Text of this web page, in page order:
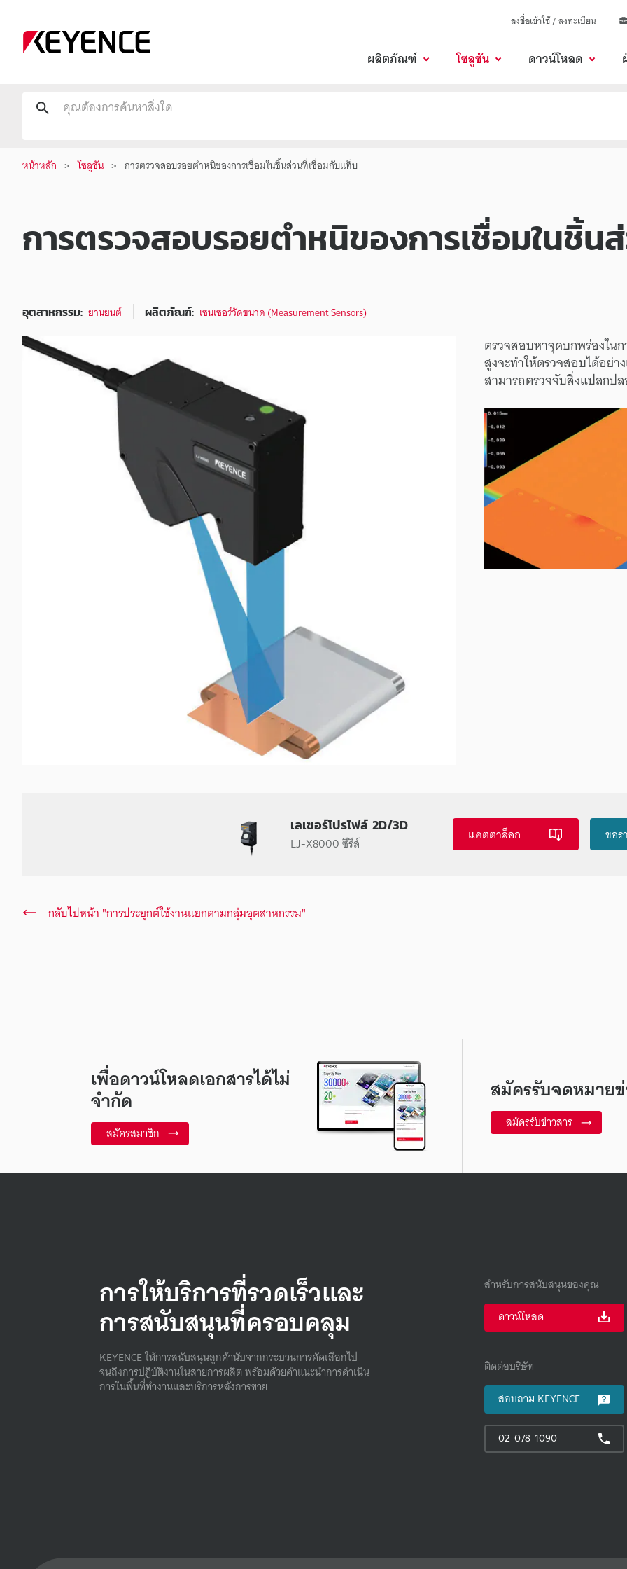
ลงชื่อเข้าใช้ / ลงทะเบียน
ผลิตภัณฑ์ โซลูชัน ดาวน์โหลด
หน้าหลัก โซลูชัน การตรวจสอบรอยตำหนิของการเชื่อมในชิ้นส่วนที่เชื่อมกับแท็บ
การตรวจสอบรอยตำหนิของการเชื่อมในชิ้
อุตสาหกรรม: ยานยนต์ ผลิตภัณฑ์: เซนเซอร์วัดขนาด (Measurement Sensors)
ตรวจสอบหาจุดบกพร่องใน
สูงจะทำให้ตรวจสอบได้อย่
สามารถตรวจจับสิ่งแปลกป
เลเซอร์โปรไฟล์ 2D/3D
LJ-X8000 ซีรีส์ แคตตาล็อก ขอร
กลับไปหน้า "การประยุกต์ใช้งานแยกตามกลุ่มอุตสาหกรรม"
เพื่อดาวน์โหลดเอกสารได้ไม่
จำกัด
สมัครสมาชิก
สมัครรับจดหมาย
สมัครรับข่าวสาร
การให้บริการที่รวดเร็วและ
การสนับสนุนที่ครอบคลุม
KEYENCE ให้การสนับสนุนลูกค้านับจากกระบวนการคัดเลือกไป
จนถึงการปฏิบัติงานในสายการผลิต พร้อมด้วยคําแนะนําการดําเนิน
การในพื้นที่ทํางานและบริการหลังการขาย
สำหรับการสนับสนุนของคุณ
ดาวน์โหลด
ติดต่อบริษัท
สอบถาม KEYENCE
02-078-1090